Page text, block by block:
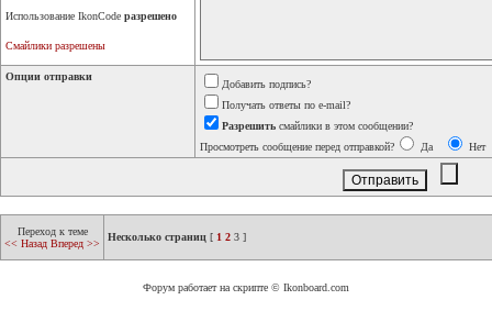
Использование IkonCode разрешено
Смайлики разрешены
Опции отправки
Добавить подпись?
Получать ответы по e-mail?
Разрешить смайлики в этом сообщении?
Просмотреть сообщение перед отправкой?
Да Нет
Переход к теме
<< Назад Вперед >>
Несколько страниц [ 1 2 3 ]
Форум работает на скрипте © Ikonboard.com